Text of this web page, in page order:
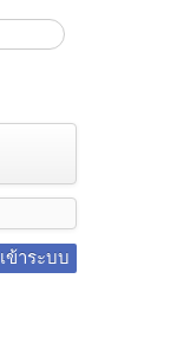
เข้าระบบ